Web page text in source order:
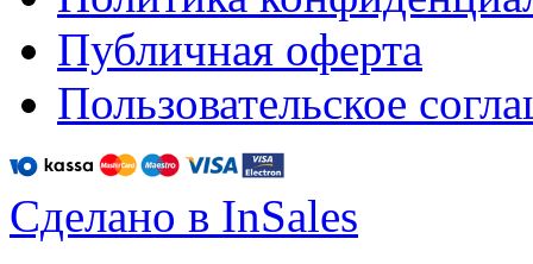
Публичная оферта
Пользовательское
Сделано в InSales